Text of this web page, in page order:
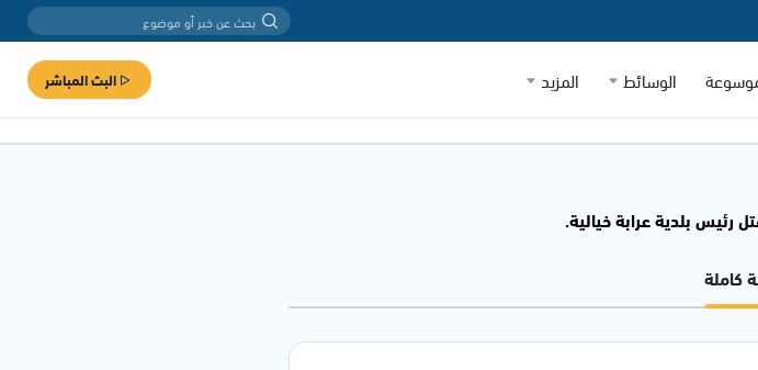
الوسائط المزيد البث المباشر
رئيس بلدية عرابة خيالية.
كاملة